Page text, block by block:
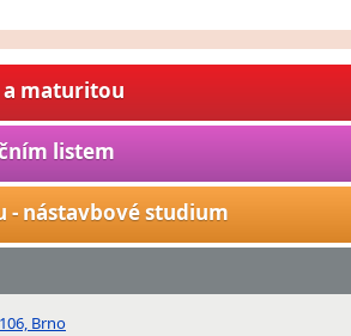
a maturitou
listem
nástavbové studium
Brno